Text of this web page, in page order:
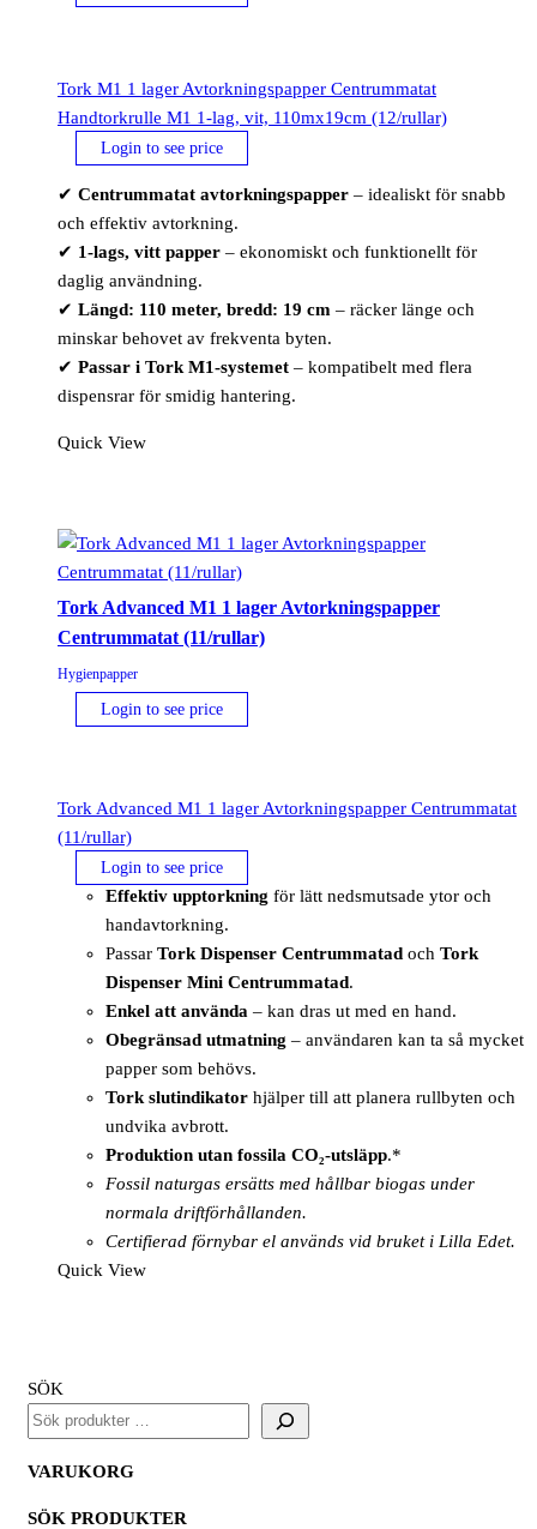
Tork M1 1 lager Avtorkningspapper Centrummatat
Handtorkrulle M1 1-lag, vit, 110mx19cm (12/rullar)
Login to see price
✔ Centrummatat avtorkningspapper – idealiskt för snabb
och effektiv avtorkning.
✔ 1-lags, vitt papper – ekonomiskt och funktionellt för
daglig användning.
✔ Längd: 110 meter, bredd: 19 cm – räcker länge och
minskar behovet av frekventa byten.
✔ Passar i Tork M1-systemet – kompatibelt med flera
dispensrar för smidig hantering.
Quick View
Tork Advanced M1 1 lager Avtorkningspapper
Centrummatat (11/rullar)
Hygienpapper
Login to see price
Tork Advanced M1 1 lager Avtorkningspapper Centrummatat
(11/rullar)
Login to see price
Effektiv upptorkning för lätt nedsmutsade ytor och
handavtorkning.
Passar Tork Dispenser Centrummatad och Tork
Dispenser Mini Centrummatad.
Enkel att använda – kan dras ut med en hand.
Obegränsad utmatning – användaren kan ta så mycket
papper som behövs.
Tork slutindikator hjälper till att planera rullbyten och
undvika avbrott.
Produktion utan fossila CO₂-utsläpp.*
Fossil naturgas ersätts med hållbar biogas under
normala driftförhållanden.
Certifierad förnybar el används vid bruket i Lilla Edet.
Quick View
SÖK
VARUKORG
SÖK PRODUKTER